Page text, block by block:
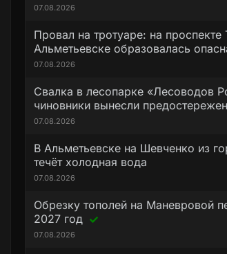
07.08.2026
Провал на тротуаре: на проспекте
Альметьевске образовалась
07.08.2026
Свалка в лесопарке «Лесоводов
чиновники вынесли
07.08.2026
В Альметьевске на Шевченко из
течёт холодная вода
07.08.2026
Обрезку тополей на Маневровой
2027 год
07.08.2026